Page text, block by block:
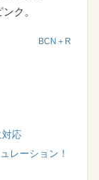
ク。
BCN＋R
対応
レーション！